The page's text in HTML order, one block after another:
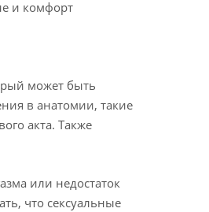
и комфорт
может быть
в анатомии, такие
акта. Также
или недостаток
что сексуальные